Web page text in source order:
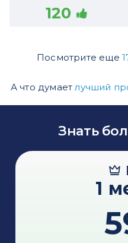
120
Посмотрите еще
А что думает лучший
Знать
1